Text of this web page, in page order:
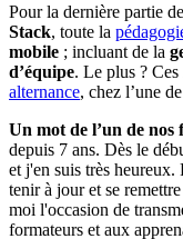
Pour la dernière partie
Stack, toute la
mobile ; incluant de la
d’équipe. Le plus ? Ces
alternance, chez l’une
Un mot de l’un de nos
depuis 7 ans. Dès le
et j'en suis très heureux.
tenir à jour et se
moi l'occasion de
formateurs et aux